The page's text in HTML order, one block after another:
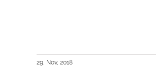
29, Nov, 2018